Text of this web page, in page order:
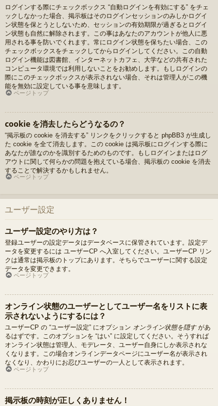
ログインする際にチェックボックス “自動ログインを有効にする” をチェ
ックしなかった場合、掲示板はそのログインセッションのみしかログイ
ン状態を保とうとしないため、セッションの有効期限が過ぎるとログイ
ン状態も自然に解除されます。この事はあなたのアカウントが他人に悪
用される事を防いでくれます。常にログイン状態を保ちたい場合、この
チェックボックスをチェックしてからログインしてください。この自動
ログイン機能は図書館、インターネットカフェ、大学などの共有された
コンピュータ環境では利用しないことをお勧めします。もしログインの
際にこのチェックボックスが表示されない場合、それは管理人がこの機
能を無効に設定している事を意味します。
ページトップ
cookie を消去したらどうなるの？
“掲示板の cookie を消去する” リンクをクリックすると phpBB3 が生成し
た cookie を全て消去します。この cookie は掲示板にログインする際に
あなたが誰なのかを識別するためのものです。もしログインまたはログ
アウトに関して何らかの問題を抱えている場合、掲示板の cookie を消去
することで解決するかもしれません。
ページトップ
ユーザー設定
ユーザー設定のやり方は？
登録ユーザーの設定データはデータベースに保管されています。設定デ
ータを変更するには ユーザーCP へ入室してください。ユーザーCP リン
クは通常は掲示板のトップにあります。そちらでユーザーに関する設定
データを変更できます。
ページトップ
オンライン状態のユーザーとしてユーザー名をリストに表
示されないようにするには？
ユーザーCP の “ユーザー設定” にオプション オンライン状態を隠すがあ
るはずです。このオプションを “はい” に設定してください。そうすれば
オンライン状態は管理人、モデレータ、ユーザー自身にしか表示されな
くなります。この場合オンラインデータページにユーザー名が表示され
なくなり、かわりにお忍びユーザーの一人として表示されます。
ページトップ
掲示板の時刻が正しくありません！